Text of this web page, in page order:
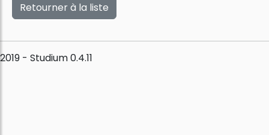
Retourner à la liste
2019 - Studium 0.4.11